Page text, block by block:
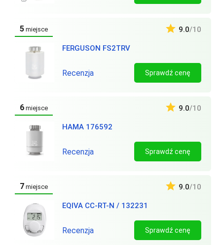
5 miejsce
FERGUSON FS2TRV
9.0/10
Recenzja Sprawdź cenę
6 miejsce
HAMA 176592
9.0/10
Recenzja Sprawdź cenę
7 miejsce
EQIVA CC-RT-N / 132231
9.0/10
Recenzja Sprawdź cenę